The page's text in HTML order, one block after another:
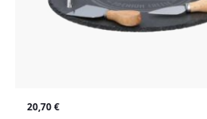
20,70€